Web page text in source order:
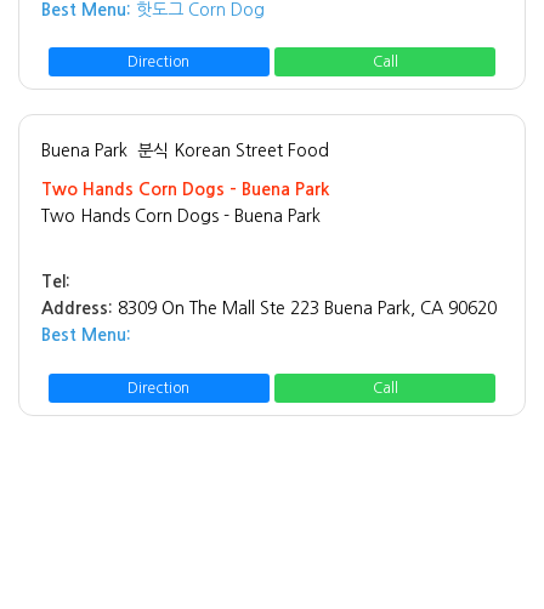
Best Menu: 핫도그 Corn Dog
Direction Call
Buena Park 분식 Korean Street Food
Two Hands Corn Dogs - Buena Park
Two Hands Corn Dogs - Buena Park
Tel:
Address: 8309 On The Mall Ste 223 Buena Park, CA 90620
Best Menu:
Direction Call